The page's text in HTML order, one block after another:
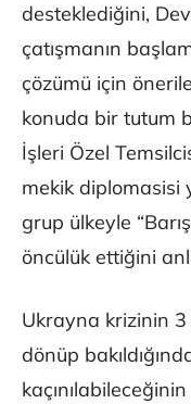
desteklediğini,
çatışmanın
çözümü için
konuda bir tutum
İşleri Özel
mekik diplomasisi
grup ülkeyle
öncülük ettiğini
Ukrayna krizinin 3
dönüp